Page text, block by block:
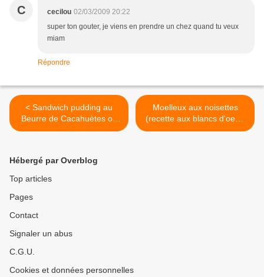
C cecilou 02/03/2009 20:22
super ton gouter, je viens en prendre un chez quand tu veux
miam
Répondre
< Sandwich pudding au
Beurre de Cacahuètes ou
Recyclage de Pain
Moelleux aux noisettes
(recette aux blancs d'oeuf)
>
Hébergé par Overblog
Top articles
Pages
Contact
Signaler un abus
C.G.U.
Cookies et données personnelles